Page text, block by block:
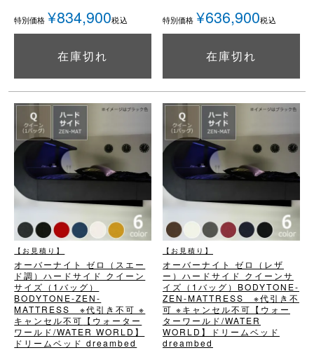
特別価格 ¥834,900税込
在庫切れ
詳細を見る
特別価格 ¥636,900税込
在庫切れ
詳細を見る
【お見積り】
オーバーナイト ゼロ（スエー
ド調）ハードサイド クイーン
サイズ（1バッグ）
BODYTONE-ZEN-
MATTRESS ※代引き不可 ※
キャンセル不可 【ウォーター
ワールド/WATER WORLD】
ドリームベッド dreambed
【お見積り】
オーバーナイト ゼロ（レザ
ー） ハードサイド クイーンサ
イズ（1バッグ） BODYTONE-
ZEN-MATTRESS ※代引き不
可 ※キャンセル不可 【ウォー
ターワールド/WATER
WORLD】
ドリームベッド
dreambed